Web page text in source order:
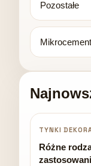
Pozostałe
Mikrocement
TYNKI
Różne